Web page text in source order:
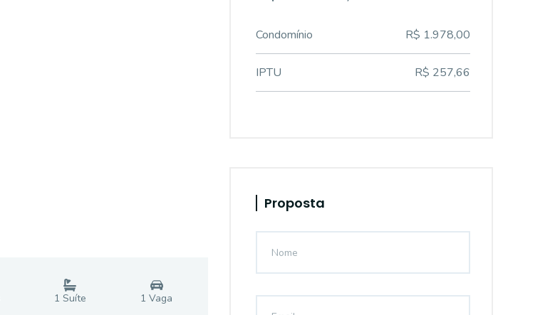
1 Suíte 1 Vaga
Condomínio R$ 1.978,00
IPTU R$ 257,66
Proposta